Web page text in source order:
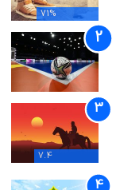
71%
7.4